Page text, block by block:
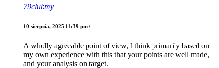
79clubmy
10 sierpnia, 2025 11:39 pm /
A wholly agreeable point of view, I think primarily based on
my own experience with this that your points are well made,
and your analysis on target.